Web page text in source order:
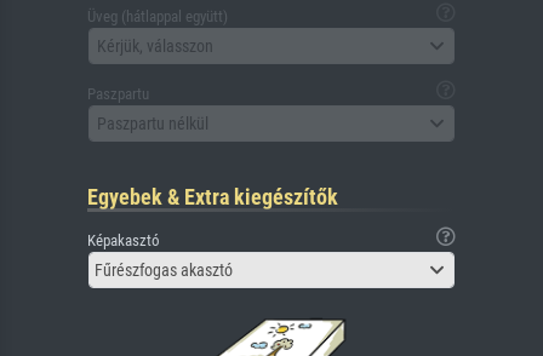
Üveg (hátlappal együtt)
Kérjük, válasszon
Paszpartu
Paszpartu nélkül
Egyebek & Extra kiegészítők
Képakasztó
Fűrészfogas akasztó